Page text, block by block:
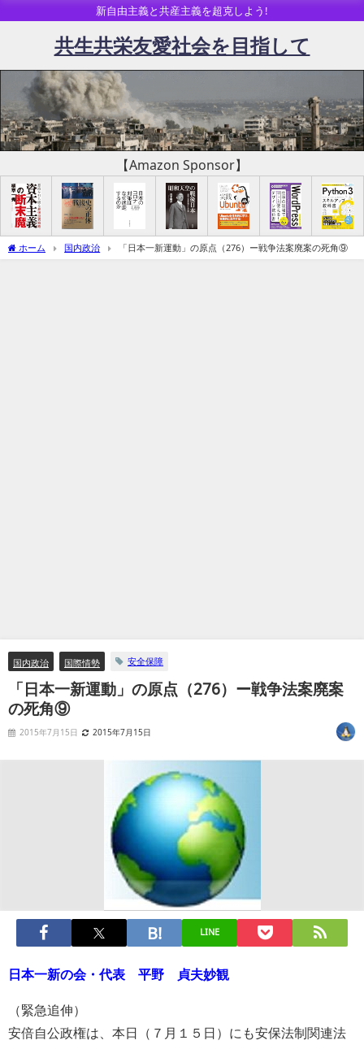
新自由主義と共産主義を超克しよう!
共生共栄友愛社会を目指して
【Amazon Sponsor】
ホーム 国内政治 「日本一新運動」の原点（276）ー戦争法案廃案の死角⑨
国内政治 国際情勢 安全保障
「日本一新運動」の原点（276）ー戦争法案廃案
の死角⑨
2015年7月15日 2015年7月15日
LINE
日本一新の会・代表 平野 貞夫妙観
（緊急追伸）
安倍自公政権は、本日（７月１５日）にも安保法制関連法